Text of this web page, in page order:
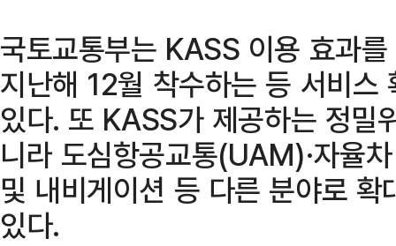
국토교통부는 KASS 이용 효과
지난해 12월 착수하는 등 서비스
있다. 또 KASS가 제공하는 정밀
니라 도심항공교통(UAM)·자율
및 내비게이션 등 다른 분야로
있다.